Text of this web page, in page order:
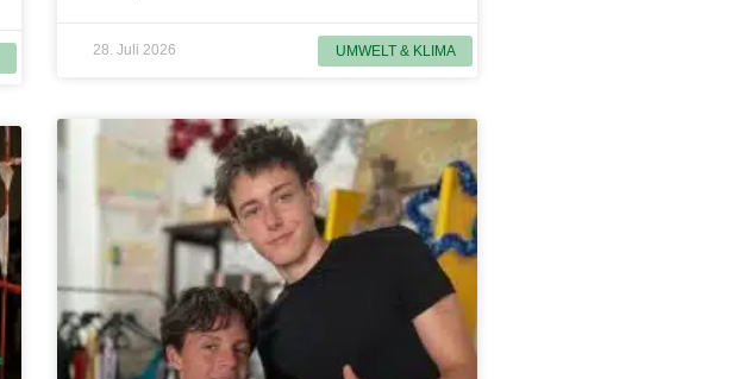
UMWELT & KLIMA
28. Juli 2026